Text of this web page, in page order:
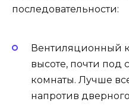
последовательности:
Вентиляционный
высоте, почти под
комнаты. Лучше
напротив